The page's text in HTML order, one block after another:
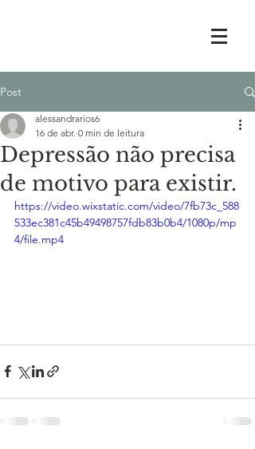
Post
Depressão não precisa
de motivo para existir.
alessandrarios6
16 de abr. 0 min de leitura
https://video.wixstatic.com/video/7fb73c_588
533ec381c45b49498757fdb83b0b4/1080p/mp
4/file.mp4